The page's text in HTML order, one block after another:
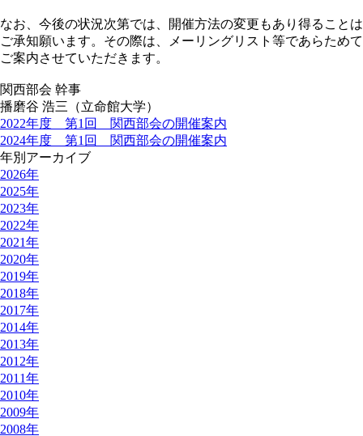
なお、今後の状況次第では、開催方法の変更もあり得ることは
ご承知願います。その際は、メーリングリスト等であらためて
ご案内させていただきます。
関西部会 幹事
播磨谷 浩三（立命館大学）
2022年度 第1回 関西部会の開催案内
2024年度 第1回 関西部会の開催案内
年別アーカイブ
2026年
2025年
2023年
2022年
2021年
2020年
2019年
2018年
2017年
2014年
2013年
2012年
2011年
2010年
2009年
2008年